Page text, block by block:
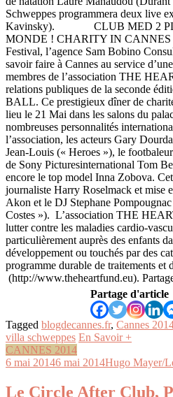
Schweppes programmera deux live
Kavinsky). CLUB MED 2
MONDE ! CHARITY IN CANNES :
Festival, l’agence Sam Bobino
savoir faire à Cannes au service
membres de l’association THE
relations publiques de la seconde
BALL. Ce prestigieux dîner de
lieu le 21 Mai dans les salons du
nombreuses personnalités
l’association, les acteurs Gary
Jean-Louis (« Heroes »), le
de Sony Picturesinternational Tom
encore le top model Inna Zobova.
journaliste Harry Roselmack et mise
Akon et le DJ Stephane
Costes »). L’association THE
lutter contre les maladies cardio-
particulièrement auprès des enfants
développement ou touchés par des
programme durable de traitements et
(http://www.theheartfund.eu).
Partage d'article
Tagged blogdecannes.fr, Cannes
villa schweppes En Savoir +
CANNES 2014
6 mai 20146 mai 2014Hugo Mayer/
Le Circle After Club,